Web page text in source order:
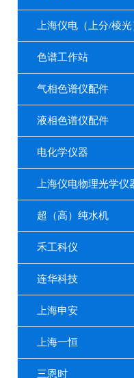
上海仪电（上分/棱光
色谱工作站
气相色谱仪配件
液相色谱仪配件
电化学仪器
上海仪电物理光学仪
超（高）纯水机
禾工科仪
连华科技
上海申安
上海一恒
三恩时